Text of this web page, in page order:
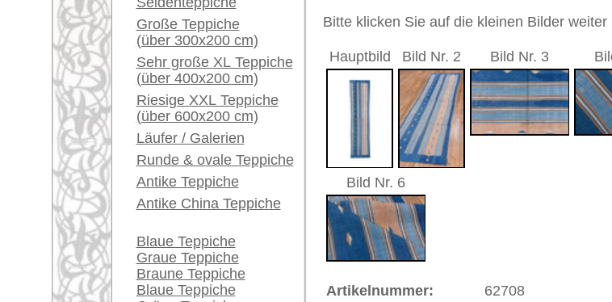
Ein kleines Teppich-
Glossar...
Händler können ihre
großen Teppiche hier
verkaufen
Info Center
Häufige Fragen (FAQ)
AGB
Bestellvorgang
Lieferung und Zahlung
Widerrufsrecht
Datenschutz
Alter:
nennen.
Fundament
(Kette und Schuss):
Musterung: geometrisch / durchgemustert
Grundfarbe: blau
Bemerkungen:
Unikat. Handgeknüpfter / traditionell orientalischer Teppich
Preis (inkl. MwSt.):
Voraussichtliche Lieferzeit:
4 - 8 Werktage
in Warenkorb
Teppiche.tv - große moderne Teppiche | neue und antike Orientteppiche -
riesige Auswahl